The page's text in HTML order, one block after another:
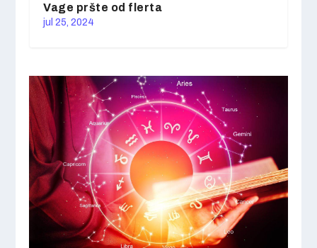
Vage pršte od flerta
jul 25, 2024